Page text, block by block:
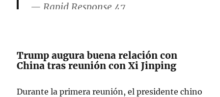
— Rapid Response 47
Trump augura buena relación con
China tras reunión con Xi Jinping
Durante la primera reunión, el presidente chino